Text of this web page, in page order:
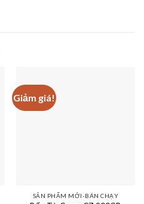
Giảm giá!
SẢN PHẨM MỚI-BÁN CHẠY